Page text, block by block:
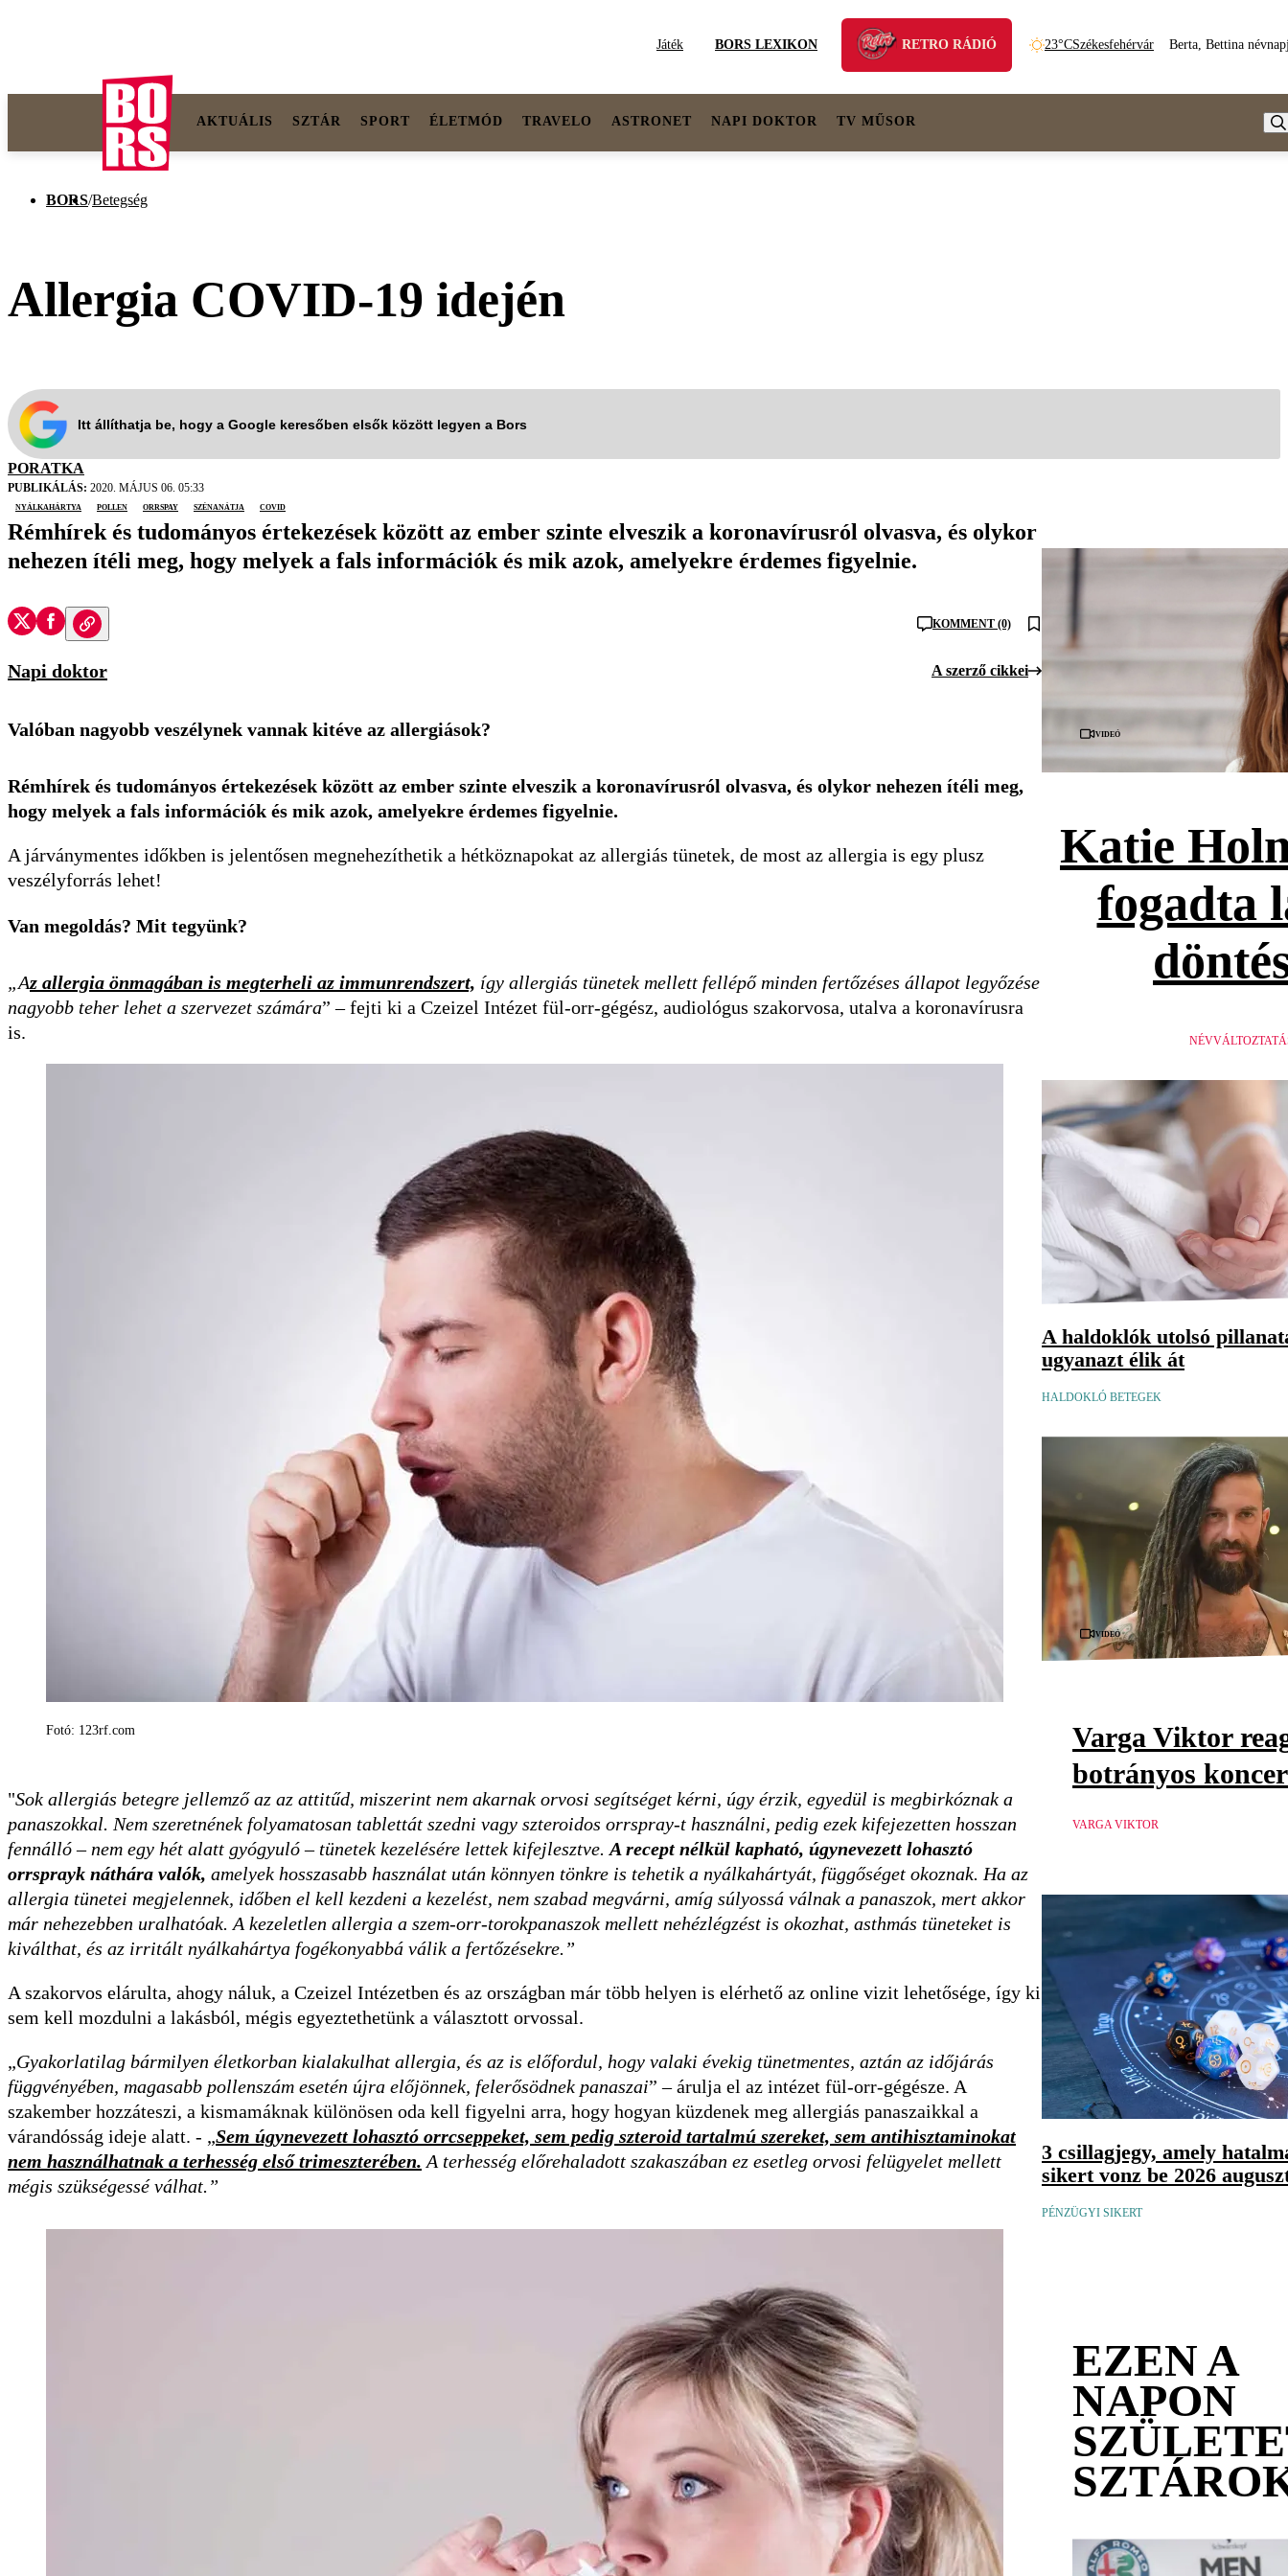
Játék BORS LEXIKON RETRO RÁDIÓ 23°CSzékesfehérvár Berta, Bettina
AKTUÁLIS SZTÁR SPORT ÉLETMÓD TRAVELO ASTRONET NAPI DOKTOR TV MŰSOR
BORS/Betegség
Allergia COVID-19 idején
Itt állíthatja be, hogy a Google keresőben elsők között legyen a Bors
PORATKA
PUBLIKÁLÁS: 2020. MÁJUS 06. 05:33
nyálkahártya
pollen orrspay szénanátja covid
Rémhírek és tudományos értekezések között az ember szinte elveszik a koronavírusról olvasva, és olykor
nehezen ítéli meg, hogy melyek a fals információk és mik azok, amelyekre érdemes figyelnie.
KOMMENT (0)
Napi doktor A szerző cikkei
Valóban nagyobb veszélynek vannak kitéve az allergiások?
Rémhírek és tudományos értekezések között az ember szinte elveszik a koronavírusról olvasva, és olykor nehezen ítéli meg,
hogy melyek a fals információk és mik azok, amelyekre érdemes figyelnie.
A járványmentes időkben is jelentősen megnehezíthetik a hétköznapokat az allergiás tünetek, de most az allergia is egy plusz
veszélyforrás lehet!
Van megoldás? Mit tegyünk?
„Az allergia önmagában is megterheli az immunrendszert, így allergiás tünetek mellett fellépő minden fertőzéses állapot legyőzése
nagyobb teher lehet a szervezet számára” – fejti ki a Czeizel Intézet fül-orr-gégész, audiológus szakorvosa, utalva a koronavírusra
is.
Fotó: 123rf.com
"Sok allergiás betegre jellemző az az attitűd, miszerint nem akarnak orvosi segítséget kérni, úgy érzik, egyedül is megbirkóznak a
panaszokkal. Nem szeretnének folyamatosan tablettát szedni vagy szteroidos orrspray-t használni, pedig ezek kifejezetten hosszan
fennálló – nem egy hét alatt gyógyuló – tünetek kezelésére lettek kifejlesztve. A recept nélkül kapható, úgynevezett lohasztó
orrsprayk náthára valók, amelyek hosszasabb használat után könnyen tönkre is tehetik a nyálkahártyát, függőséget okoznak. Ha az
allergia tünetei megjelennek, időben el kell kezdeni a kezelést, nem szabad megvárni, amíg súlyossá válnak a panaszok, mert akkor
már nehezebben uralhatóak. A kezeletlen allergia a szem-orr-torokpanaszok mellett nehézlégzést is okozhat, asthmás tüneteket is
kiválthat, és az irritált nyálkahártya fogékonyabbá válik a fertőzésekre.”
A szakorvos elárulta, ahogy náluk, a Czeizel Intézetben és az országban már több helyen is elérhető az online vizit lehetősége, így ki
sem kell mozdulni a lakásból, mégis egyeztethetünk a választott orvossal.
„Gyakorlatilag bármilyen életkorban kialakulhat allergia, és az is előfordul, hogy valaki évekig tünetmentes, aztán az időjárás
függvényében, magasabb pollenszám esetén újra előjönnek, felerősödnek panaszai” – árulja el az intézet fül-orr-gégésze. A
szakember hozzáteszi, a kismamáknak különösen oda kell figyelni arra, hogy hogyan küzdenek meg allergiás panaszaikkal a
várandósság ideje alatt. - „Sem úgynevezett lohasztó orrcseppeket, sem pedig szteroid tartalmú szereket, sem antihisztaminokat
nem használhatnak a terhesség első trimeszterében. A terhesség előrehaladott szakaszában ez esetleg orvosi felügyelet mellett
mégis szükségessé válhat.”
Videó
Katie
fogadta
A haldoklók utolsó
ugyanazt élik át
HALDOKLÓ BETEGEK
Videó
Varga Viktor
botrányos
VARGA VIKTOR
3 csillagjegy, amely
sikert vonz be 2026
PÉNZÜGYI SIKERT
EZEN A
NAPON